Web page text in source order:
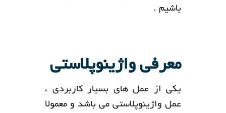
باشیم .
معرفی واژینوپلاستی
یکی از عمل های بسیار کاربردی ،
عمل واژینوپلاستی می باشد و معمولا